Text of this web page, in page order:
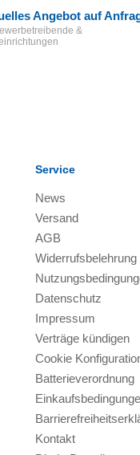
Angebot auf
&
Service
News
Versand
AGB
Widerrufsbelehrung
Datenschutz
Impressum
Verträge kündigen
Cookie
Batterieverordnung
Kontakt